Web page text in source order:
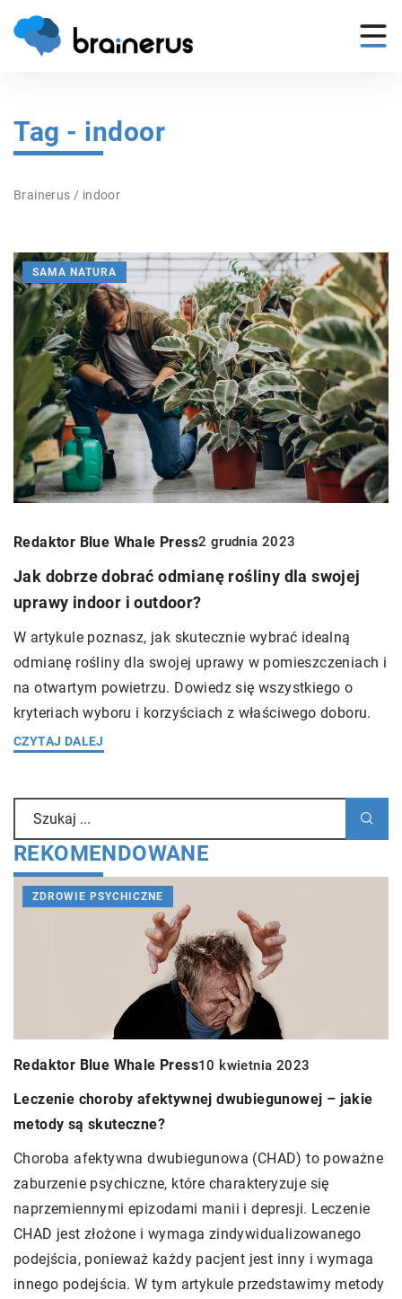
Tag - indoor
Brainerus / indoor
SAMA NATURA
Redaktor Blue Whale Press2 grudnia 2023
Jak dobrze dobrać odmianę rośliny dla swojej
uprawy indoor i outdoor?
W artykule poznasz, jak skutecznie wybrać idealną
odmianę rośliny dla swojej uprawy w pomieszczeniach i
na otwartym powietrzu. Dowiedz się wszystkiego o
kryteriach wyboru i korzyściach z właściwego doboru.
CZYTAJ DALEJ
REKOMENDOWANE
ZDROWIE PSYCHICZNE
Redaktor Blue Whale Press10 kwietnia 2023
Leczenie choroby afektywnej dwubiegunowej – jakie
metody są skuteczne?
Choroba afektywna dwubiegunowa (CHAD) to poważne
zaburzenie psychiczne, które charakteryzuje się
naprzemiennymi epizodami manii i depresji. Leczenie
CHAD jest złożone i wymaga zindywidualizowanego
podejścia, ponieważ każdy pacjent jest inny i wymaga
innego podejścia. W tym artykule przedstawimy metody